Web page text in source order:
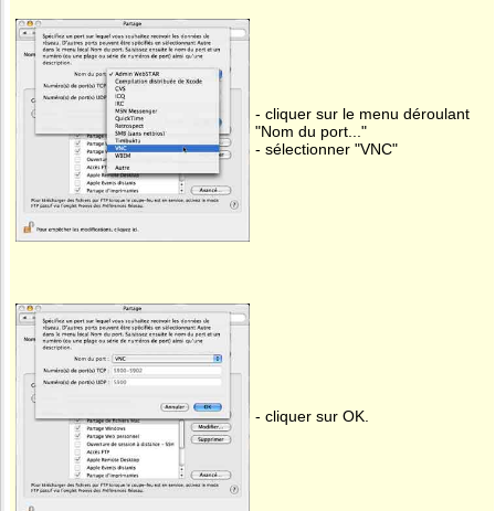
- cliquer sur le menu déroulant
"Nom du port..."
- sélectionner "VNC"
- cliquer sur OK.